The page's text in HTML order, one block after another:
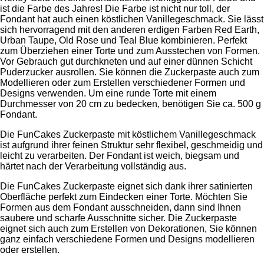
ist die Farbe des Jahres! Die Farbe ist nicht nur toll, der
Fondant hat auch einen köstlichen Vanillegeschmack. Sie lässt
sich hervorragend mit den anderen erdigen Farben Red Earth,
Urban Taupe, Old Rose und Teal Blue kombinieren. Perfekt
zum Überziehen einer Torte und zum Ausstechen von Formen.
Vor Gebrauch gut durchkneten und auf einer dünnen Schicht
Puderzucker ausrollen. Sie können die Zuckerpaste auch zum
Modellieren oder zum Erstellen verschiedener Formen und
Designs verwenden. Um eine runde Torte mit einem
Durchmesser von 20 cm zu bedecken, benötigen Sie ca. 500 g
Fondant.
Die FunCakes Zuckerpaste mit köstlichem Vanillegeschmack
ist aufgrund ihrer feinen Struktur sehr flexibel, geschmeidig und
leicht zu verarbeiten. Der Fondant ist weich, biegsam und
härtet nach der Verarbeitung vollständig aus.
Die FunCakes Zuckerpaste eignet sich dank ihrer satinierten
Oberfläche perfekt zum Eindecken einer Torte. Möchten Sie
Formen aus dem Fondant ausschneiden, dann sind Ihnen
saubere und scharfe Ausschnitte sicher. Die Zuckerpaste
eignet sich auch zum Erstellen von Dekorationen, Sie können
ganz einfach verschiedene Formen und Designs modellieren
oder erstellen.